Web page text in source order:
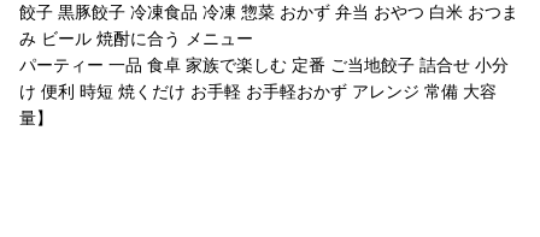
餃子 黒豚餃子 冷凍食品 冷凍 惣菜 おかず 弁当 おやつ 白米 おつま
み ビール 焼酎に合う メニュー
パーティー 一品 食卓 家族で楽しむ 定番 ご当地餃子 詰合せ 小分
け 便利 時短 焼くだけ お手軽 お手軽おかず アレンジ 常備 大容
量】